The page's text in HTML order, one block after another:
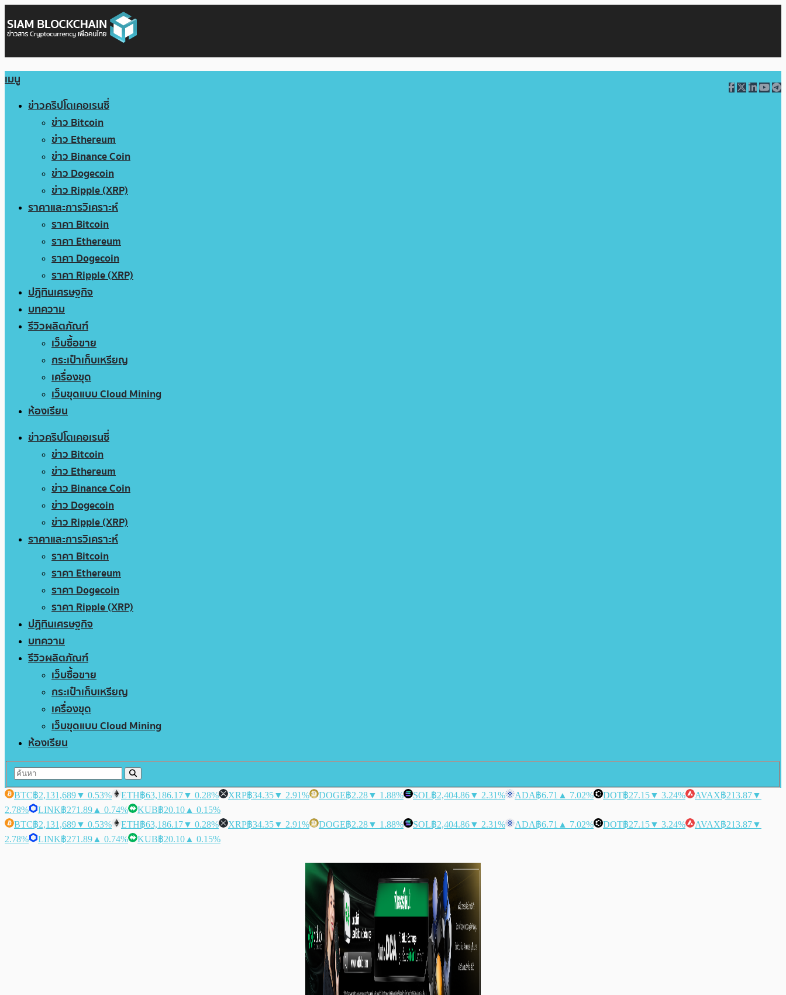
เมนู
ข่าวคริปโตเคอเรนซี่
ข่าว Bitcoin
ข่าว Ethereum
ข่าว Binance Coin
ข่าว Dogecoin
ข่าว Ripple (XRP)
ราคาและการวิเคราะห์
ราคา Bitcoin
ราคา Ethereum
ราคา Dogecoin
ราคา Ripple (XRP)
ปฏิทินเศรษฐกิจ
บทความ
รีวิวผลิตภัณฑ์
เว็บซื้อขาย
กระเป๋าเก็บเหรียญ
เครื่องขุด
เว็บขุดแบบ Cloud Mining
ห้องเรียน
ข่าวคริปโตเคอเรนซี่
ข่าว Bitcoin
ข่าว Ethereum
ข่าว Binance Coin
ข่าว Dogecoin
ข่าว Ripple (XRP)
ราคาและการวิเคราะห์
ราคา Bitcoin
ราคา Ethereum
ราคา Dogecoin
ราคา Ripple (XRP)
ปฏิทินเศรษฐกิจ
บทความ
รีวิวผลิตภัณฑ์
เว็บซื้อขาย
กระเป๋าเก็บเหรียญ
เครื่องขุด
เว็บขุดแบบ Cloud Mining
ห้องเรียน
BTC฿2,131,689▼ 0.53% ETH฿63,186.17▼ 0.28% XRP฿34.35▼ 2.91% DOGE฿2.28▼ 1.88% SOL฿2,404.86▼ 2.31% ADA฿6.71 ▲ 7.02% DOT฿27.15▼ 3.24% AVAX฿213.87▼
2.78%
LINK฿271.89 ▲ 0.74% KUB฿20.10 ▲ 0.15%
BTC฿2,131,689▼ 0.53% ETH฿63,186.17▼ 0.28% XRP฿34.35▼ 2.91% DOGE฿2.28▼ 1.88% SOL฿2,404.86▼ 2.31% ADA฿6.71 ▲ 7.02% DOT฿27.15▼ 3.24% AVAX฿213.87▼
2.78%
LINK฿271.89 ▲ 0.74% KUB฿20.10 ▲ 0.15%